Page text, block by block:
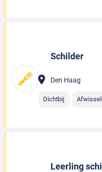
Schilder
Den Haag
Dichtbij
Leerling